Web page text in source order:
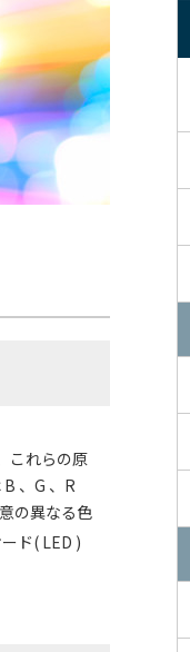
これらの原
、G 、R
の異なる色
ド( LED )